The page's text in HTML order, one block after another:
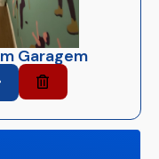
Garagem